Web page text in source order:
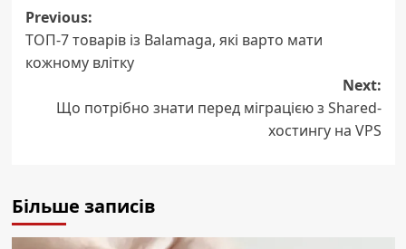
Post
navigation
Previous:
ТОП-7 товарів із Balamaga, які варто мати
кожному влітку
Next:
Що потрібно знати перед міграцією з Shared-
хостингу на VPS
Більше записів